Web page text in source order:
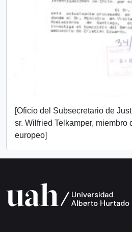
[Oficio del Subsecretario de
sr. Wilfried Telkamper, miembro
europeo]